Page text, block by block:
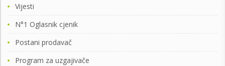
Vijesti
N°1 Oglasnik cjenik
Postani prodavač
Program za uzgajivače